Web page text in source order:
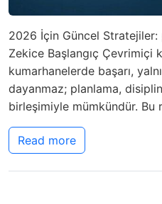
2026 İçin Güncel
Zekice Başlangıç Çevrimiçi
kumarhanelerde başarı,
dayanmaz; planlama,
birleşimiyle mümkündür. Bu
Read more